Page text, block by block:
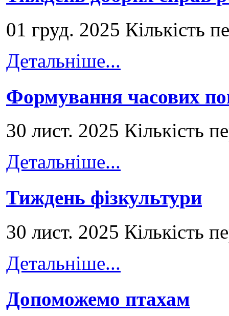
01 груд. 2025 Кількість
Детальніше...
Формування часових
30 лист. 2025 Кількість
Детальніше...
Тиждень фізкультури
30 лист. 2025 Кількість
Детальніше...
Допоможемо птахам